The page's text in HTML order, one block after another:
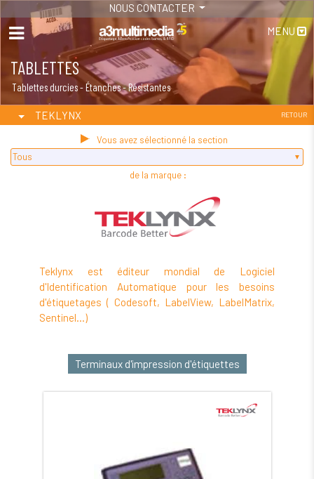
NOUS CONTACTER
MENU
TABLETTES
Tablettes durcies - Étanches - Résistantes
TEKLYNX RETOUR
Vous avez sélectionné la section
de la marque :
Teklynx est éditeur mondial de Logiciel
d'Identification Automatique pour les besoins
d'étiquetages ( Codesoft, LabelView, LabelMatrix,
Sentinel...)
Terminaux d'impression d'étiquettes